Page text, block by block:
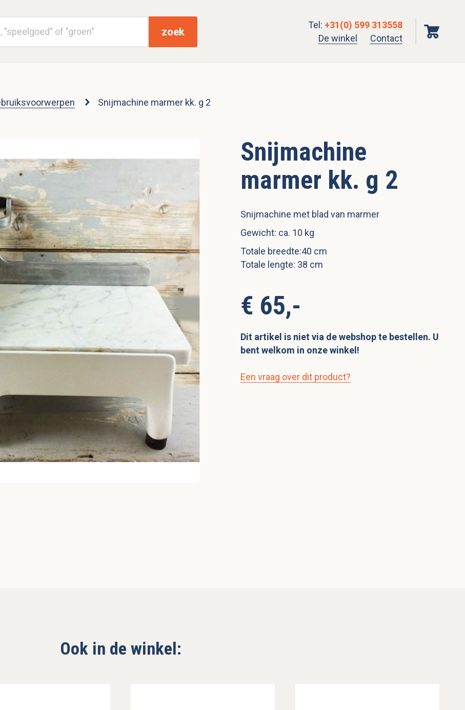
zoek
Tel: +31(0) 599 313558
De winkel
Contact
Snijmachine marmer kk. g 2
Snijmachine
marmer kk. g 2
Snijmachine met blad van marmer
Gewicht: ca. 10 kg
Totale breedte:40 cm
Totale lengte: 38 cm
€ 65,-
Dit artikel is niet via de webshop te bestellen. U
bent welkom in onze winkel!
Een vraag over dit product?
Ook in de winkel: